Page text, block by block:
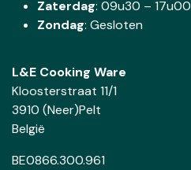
Zaterdag: 09u30 – 17u00
Zondag: Gesloten
L&E Cooking Ware
Kloosterstraat 11/1
3910 (Neer)Pelt
België
BE0866.300.961